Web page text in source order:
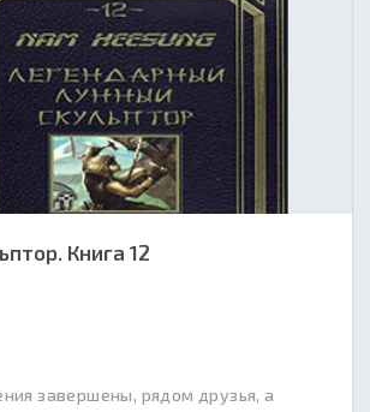
Книга 12
завершены, рядом друзья, а